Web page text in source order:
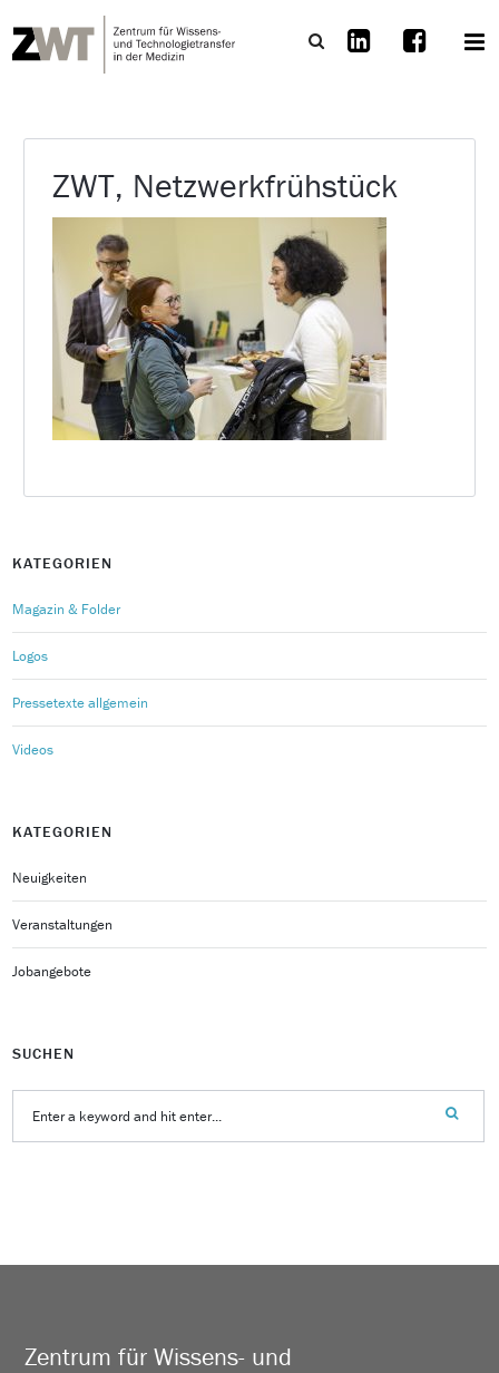
ZWT, Netzwerkfrühstück
KATEGORIEN
Magazin & Folder
Logos
Pressetexte allgemein
Videos
KATEGORIEN
Neuigkeiten
Veranstaltungen
Jobangebote
SUCHEN
Zentrum für Wissens- und